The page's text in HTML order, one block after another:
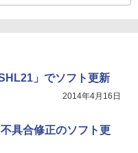
」でソフト更新
2014年4月16日
具合修正のソフト更